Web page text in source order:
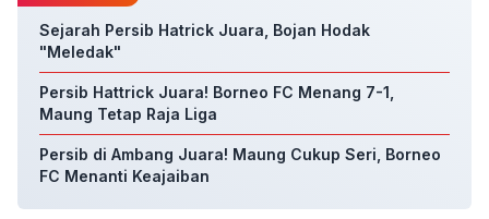
Sejarah Persib Hatrick Juara, Bojan Hodak
"Meledak"
Persib Hattrick Juara! Borneo FC Menang 7-1,
Maung Tetap Raja Liga
Persib di Ambang Juara! Maung Cukup Seri, Borneo
FC Menanti Keajaiban